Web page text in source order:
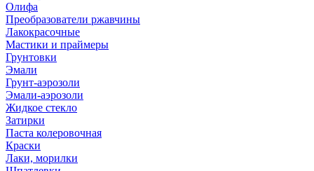
Олифа
Преобразователи ржавчины
Лакокрасочные
Мастики и праймеры
Грунтовки
Эмали
Грунт-аэрозоли
Эмали-аэрозоли
Жидкое стекло
Затирки
Паста колеровочная
Краски
Лаки, морилки